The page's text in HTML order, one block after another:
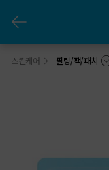
스킨케어 필링/팩/패치
애터미 데일리